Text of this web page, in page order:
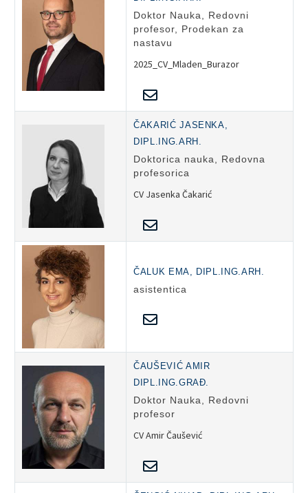
Doktor Nauka, Redovni
profesor, Prodekan za
nastavu
2025_CV_Mladen_Burazor
ČAKARIĆ JASENKA,
DIPL.ING.ARH.
Doktorica nauka, Redovna
profesorica
CV Jasenka Čakarić
ČALUK EMA, DIPL.ING.ARH.
asistentica
ČAUŠEVIĆ AMIR
DIPL.ING.GRAĐ.
Doktor Nauka, Redovni
profesor
CV Amir Čaušević